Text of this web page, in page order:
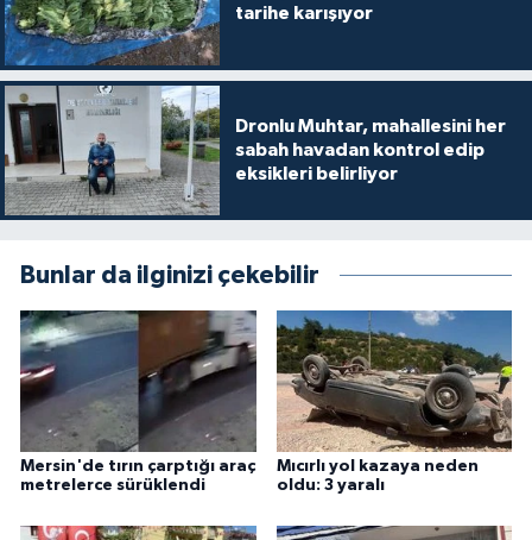
tarihe karışıyor
Dronlu Muhtar, mahallesini her
sabah havadan kontrol edip
eksikleri belirliyor
Bunlar da ilginizi çekebilir
Mersin'de tırın çarptığı araç
metrelerce sürüklendi
Mıcırlı yol kazaya neden
oldu: 3 yaralı